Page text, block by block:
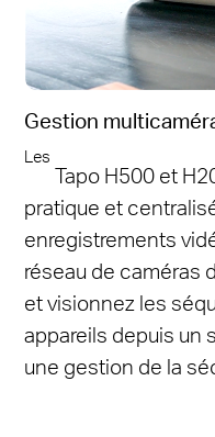
Gestion
Les
Tapo H500 et
pratique et
enregistrements
réseau de caméras
et visionnez les
appareils depuis un
une gestion de la